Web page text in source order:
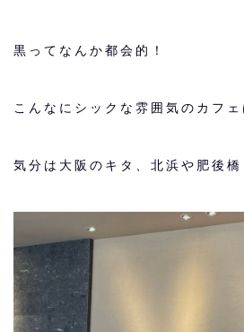
黒ってなんか都会的！
こんなにシックな雰囲気のカフェ
気分は大阪のキタ、北浜や肥後橋